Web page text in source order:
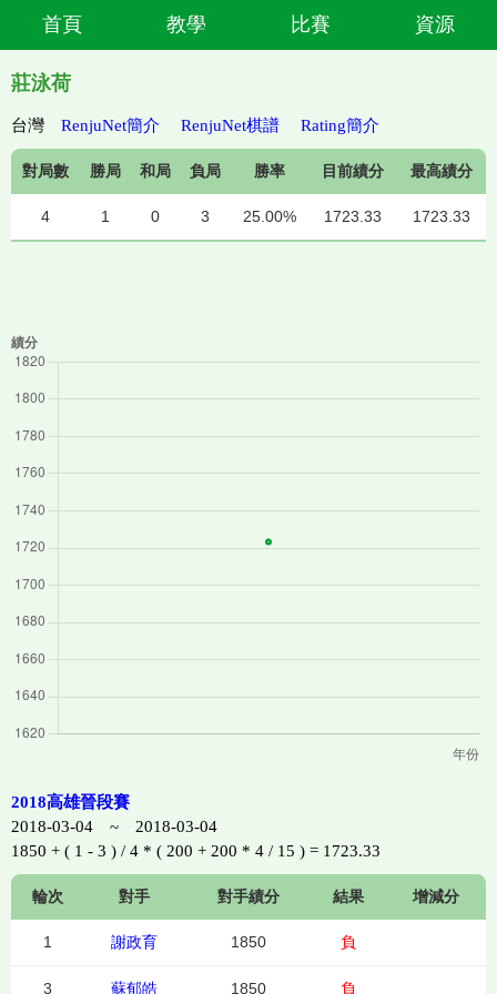
首頁 教學 比賽 資源
莊泳荷
台灣 RenjuNet簡介 RenjuNet棋譜 Rating簡介
對局數 勝局 和局 負局 勝率 目前績分 最高績分
4 1 0 3 25.00% 1723.33 1723.33
2018高雄晉段賽
2018-03-04 ~ 2018-03-04
1850 + ( 1 - 3 ) / 4 * ( 200 + 200 * 4 / 15 ) = 1723.33
輪次 對手 對手績分 結果 增減分
1 謝政育 1850 負
3 蘇郁皓 1850 負